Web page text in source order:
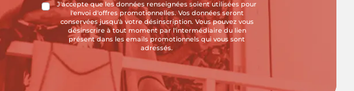
J'accepte que les données renseignées soient utilisées pour
l'envoi d'offres promotionnelles. Vos données seront
conservées jusqu'à votre désinscription. Vous pouvez vous
désinscrire à tout moment par l'intermédiaire du lien
présent dans les emails promotionnels qui vous sont
adressés.